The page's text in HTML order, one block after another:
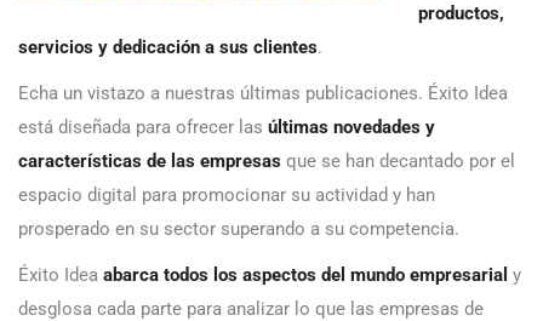
productos,
servicios y dedicación a sus clientes.
Echa un vistazo a nuestras últimas publicaciones. Éxito Idea
está diseñada para ofrecer las últimas novedades y
características de las empresas que se han decantado por el
espacio digital para promocionar su actividad y han
prosperado en su sector superando a su competencia.
Éxito Idea abarca todos los aspectos del mundo empresarial y
desglosa cada parte para analizar lo que las empresas de